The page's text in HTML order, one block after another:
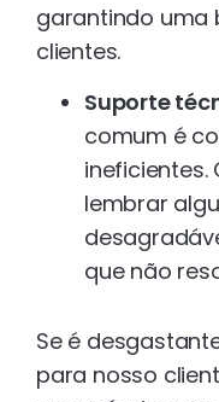
garantindo uma
clientes.
Suporte
comum é
ineficientes.
lembrar
que não
Se é
para nosso